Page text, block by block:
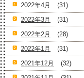
2022年4月
(31)
2022年3月
(31)
2022年2月
(28)
2022年1月
(31)
2021年12月
(32)